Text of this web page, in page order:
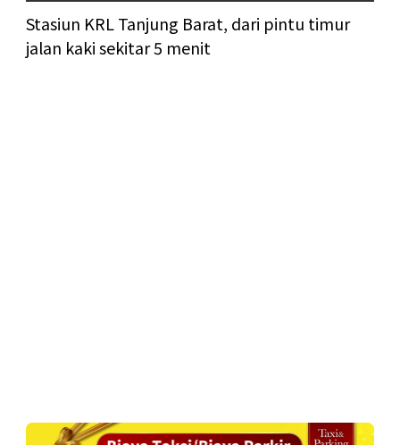
Stasiun KRL Tanjung Barat, dari pintu timur
jalan kaki sekitar 5 menit